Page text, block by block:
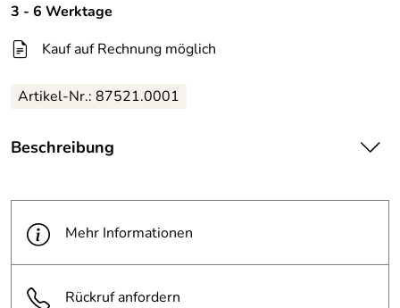
3 - 6 Werktage
Kauf auf Rechnung möglich
Artikel-Nr.: 87521.0001
Beschreibung
·Ausführung: galvanisch verzinkt, beschichtet in RAL 9005
Model E: mit 3x Steckdosen IP54, 2x Halter für
Scooterladegerät
Mehr Informationen
Rückruf anfordern